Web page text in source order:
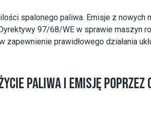
spalonego paliwa. Emisje z nowych
97/68/WE w sprawie maszyn
prawidłowego działania
PALIWA I EMISJĘ POPRZEZ